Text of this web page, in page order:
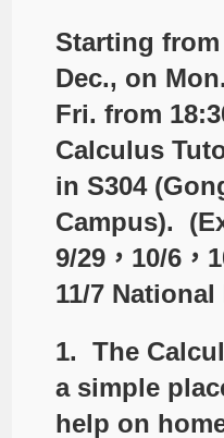
Starting
Dec., on
Fri. from
Calculus
inS304
Campus).
9/29，10/6，
11/7
1. The
a simple
help on